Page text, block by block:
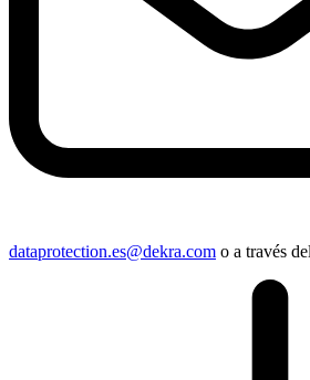
dataprotection.es@dekra.com o a través